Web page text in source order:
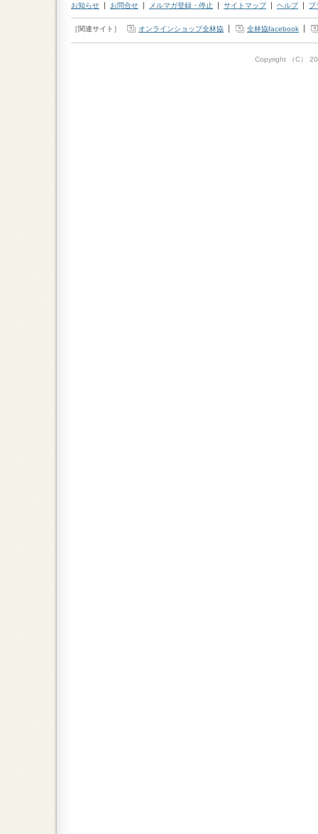
お知らせ お問合せ メルマガ登録・停止 サイトマップ ヘルプ プ
［関連サイト］ オンラインショップ全林協 全林協facebook
Copyright （C）